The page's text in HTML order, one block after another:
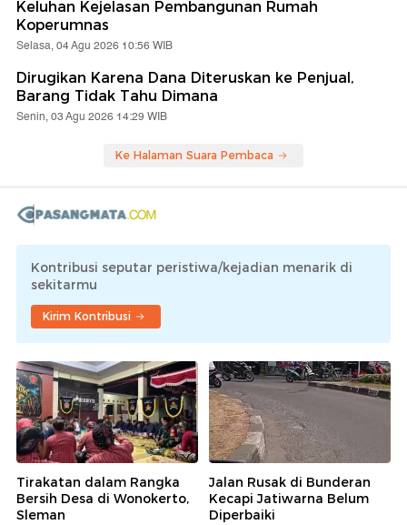
Keluhan Kejelasan Pembangunan Rumah
Koperumnas
Selasa, 04 Agu 2026 10:56 WIB
Dirugikan Karena Dana Diteruskan ke Penjual,
Barang Tidak Tahu Dimana
Senin, 03 Agu 2026 14:29 WIB
Ke Halaman Suara Pembaca
Kontribusi seputar peristiwa/kejadian menarik di
sekitarmu
Kirim Kontribusi
Tirakatan dalam Rangka
Bersih Desa di Wonokerto,
Sleman
Jalan Rusak di Bunderan
Kecapi Jatiwarna Belum
Diperbaiki